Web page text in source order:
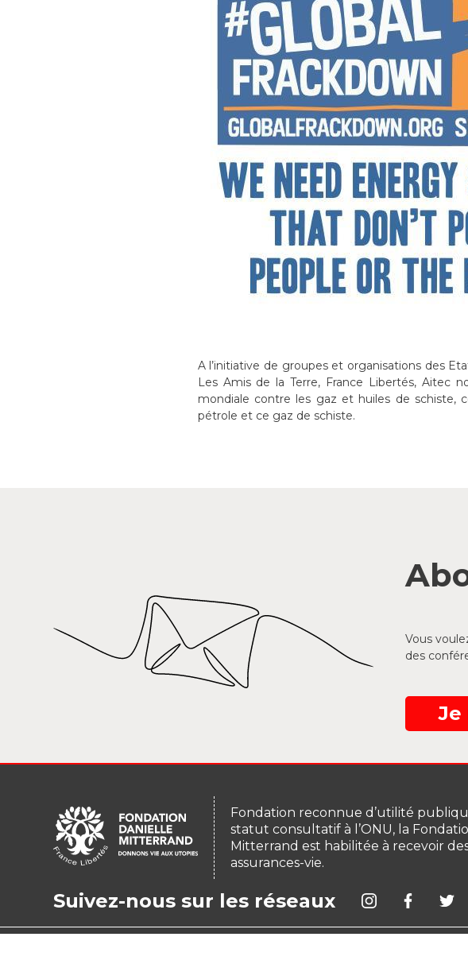
A l’initiative de groupes et organisations des
Les Amis de la Terre, France Libertés, Aitec
mondiale contre les gaz et huiles de schiste,
pétrole et ce gaz de schiste.
Vous
des
Je
Fondation reconnue d’utilité
statut consultatif à l’ONU, la
Mitterrand est habilitée à recevoir
assurances-vie.
Suivez-nous sur les réseaux